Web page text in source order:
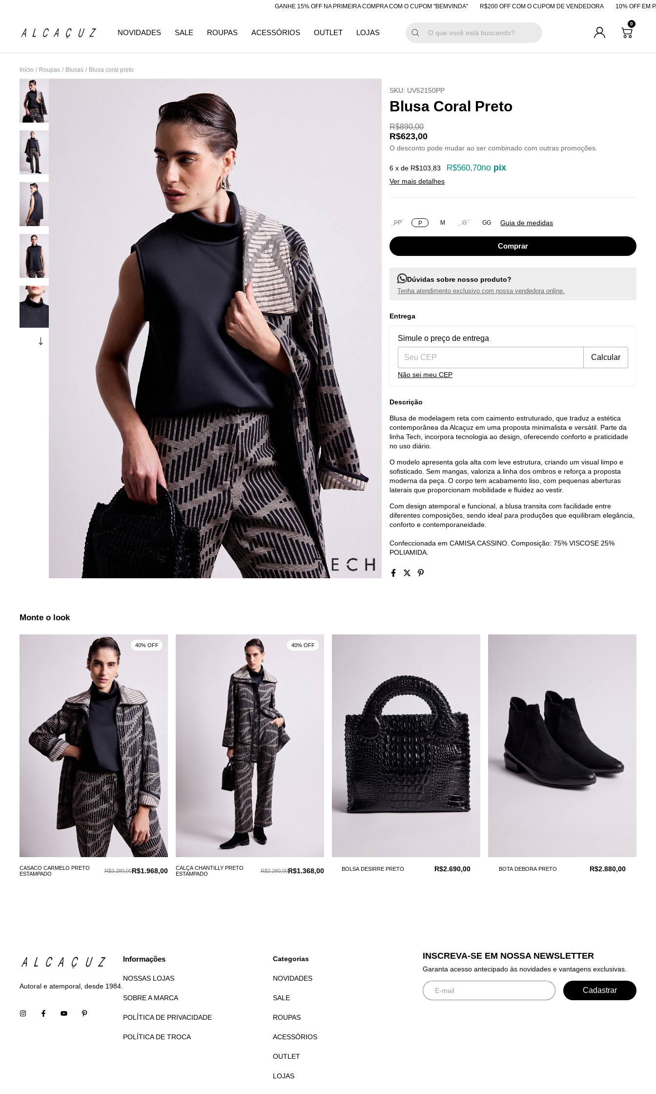
GANHE 15% OFF NA PRIMEIRA COMPRA COM O CUPOM "BEMVINDA" R$200 OFF COM O CUPOM DE VENDEDORA 10% OFF EM
NOVIDADES SALE ROUPAS ACESSÓRIOS OUTLET LOJAS
0
Início / Roupas / Blusas / Blusa coral preto
SKU: UV52150PP
Blusa Coral Preto
R$890,00
R$623,00
O desconto pode mudar ao ser combinado com outras promoções.
6 x de R$103,83 R$560,70no pix
Ver mais detalhes
PP P M G GG Guia de medidas
Dúvidas sobre nosso produto?
Tenha atendimento exclusivo com nossa vendedora online.
Entrega
Entregas para o CEP:
Simule o preço de entrega
Calcular
Não sei meu CEP
Descrição
Blusa de modelagem reta com caimento estruturado, que traduz a estética
contemporânea da Alcaçuz em uma proposta minimalista e versátil. Parte da
linha Tech, incorpora tecnologia ao design, oferecendo conforto e praticidade
no uso diário.
O modelo apresenta gola alta com leve estrutura, criando um visual limpo e
sofisticado. Sem mangas, valoriza a linha dos ombros e reforça a proposta
moderna da peça. O corpo tem acabamento liso, com pequenas aberturas
laterais que proporcionam mobilidade e fluidez ao vestir.
Com design atemporal e funcional, a blusa transita com facilidade entre
diferentes composições, sendo ideal para produções que equilibram elegância,
conforto e contemporaneidade.
Confeccionada em CAMISA CASSINO. Composição: 75% VISCOSE 25%
POLIAMIDA.
Monte o look
CASACO CARMELO PRETO
ESTAMPADO
R$1.968,00
R$3.280,00
40% OFF
CALÇA CHANTILLY PRETO
ESTAMPADO
R$1.368,00
R$2.280,00
40% OFF
BOLSA DESIRRE PRETO R$2.690,00 BOTA DEBORA PRETO R$2.880,00
Autoral e atemporal, desde 1984.
Informações
NOSSAS LOJAS
SOBRE A MARCA
POLÍTICA DE PRIVACIDADE
POLÍTICA DE TROCA
Categorias
NOVIDADES
SALE
ROUPAS
ACESSÓRIOS
OUTLET
LOJAS
INSCREVA-SE EM NOSSA NEWSLETTER
Garanta acesso antecipado às novidades e vantagens exclusivas.